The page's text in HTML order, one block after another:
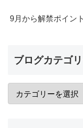
9月から解禁ポイン
ブログカテゴ